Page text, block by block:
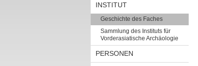
INSTITUT
Geschichte des Faches
Sammlung des Instituts für
Vorderasiatische Archäologie
PERSONEN